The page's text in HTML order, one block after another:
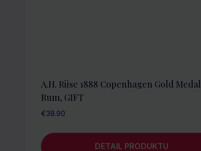
A.H. Riise 1888 Copenhagen Gold Medal
Rum, GIFT
€38.90
DETAIL PRODUKTU